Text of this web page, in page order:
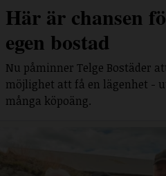
Här är chansen
egen bostad
Nu påminner Telge Bostäder
möjlighet att få en lägenhet -
många köpoäng.